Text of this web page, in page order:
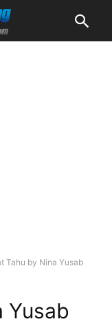
Tahu by Nina Yusab
Yusab